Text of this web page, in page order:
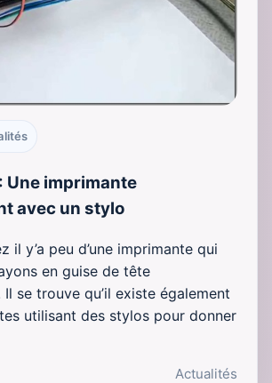
Une imprimante
avec un stylo
il y’a peu d’une imprimante qui
en guise de tête
Il se trouve qu’il existe également
utilisant des stylos pour donner
Actualités